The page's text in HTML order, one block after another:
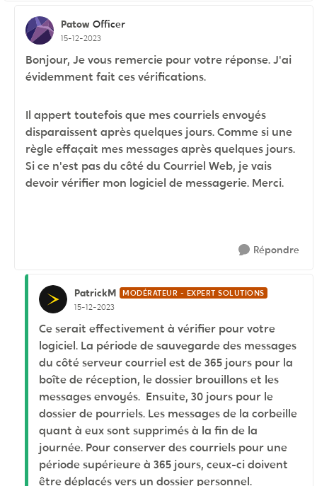
Patow Officer
15-12-2023
Bonjour, Je vous remercie pour votre réponse. J'ai
évidemment fait ces vérifications.
Il appert toutefois que mes courriels envoyés
disparaissent après quelques jours. Comme si une
règle effaçait mes messages après quelques jours.
Si ce n'est pas du côté du Courriel Web, je vais
devoir vérifier mon logiciel de messagerie. Merci.
Répondre
PatrickM MODÉRATEUR - EXPERT SOLUTIONS
15-12-2023
Ce serait effectivement à vérifier pour votre
logiciel. La période de sauvegarde des messages
du côté serveur courriel est de 365 jours pour la
boîte de réception, le dossier brouillons et les
messages envoyés. Ensuite, 30 jours pour le
dossier de pourriels. Les messages de la corbeille
quant à eux sont supprimés à la fin de la
journée. Pour conserver des courriels pour une
période supérieure à 365 jours, ceux-ci doivent
être déplacés vers un dossier personnel.